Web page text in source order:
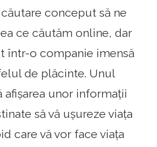
conceput să ne
ce căutăm online, dar
într-o companie imensă
de plăcinte. Unul
unor informații
să vă ușureze viața
care vă vor face viața